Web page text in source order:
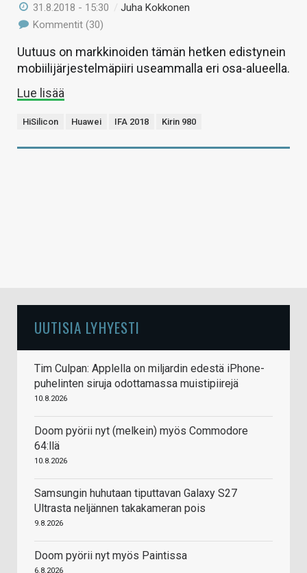
31.8.2018 - 15:30 /Juha Kokkonen
Kommentit (30)
Uutuus on markkinoiden tämän hetken edistynein
mobiilijärjestelmäpiiri useammalla eri osa-alueella.
Lue lisää
HiSilicon Huawei IFA 2018 Kirin 980
UUTISIA LYHYESTI
Tim Culpan: Applella on miljardin edestä iPhone-
puhelinten siruja odottamassa muistipiirejä
10.8.2026
Doom pyörii nyt (melkein) myös Commodore
64:llä
10.8.2026
Samsungin huhutaan tiputtavan Galaxy S27
Ultrasta neljännen takakameran pois
9.8.2026
Doom pyörii nyt myös Paintissa
6.8.2026